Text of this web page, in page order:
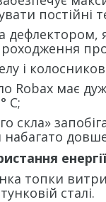
постійні
має
C;
енергії
топки
сталі.